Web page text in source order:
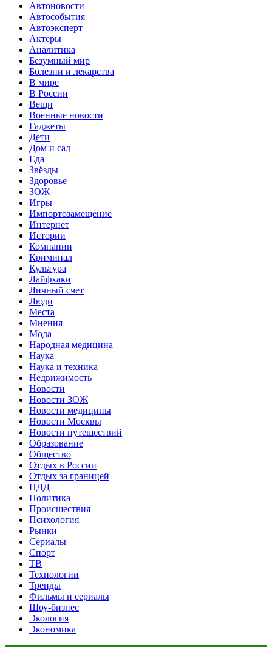
Автоновости
Автособытия
Автоэксперт
Актеры
Аналитика
Безумный мир
Болезни и лекарства
В мире
В России
Вещи
Военные новости
Гаджеты
Дети
Дом и сад
Еда
Звёзды
Здоровье
ЗОЖ
Игры
Импортозамещение
Интернет
Истории
Компании
Криминал
Культура
Лайфхаки
Личный счет
Люди
Места
Мнения
Мода
Народная медицина
Наука
Наука и техника
Недвижимость
Новости
Новости ЗОЖ
Новости медицины
Новости Москвы
Новости путешествий
Образование
Общество
Отдых в России
Отдых за границей
ПДД
Политика
Происшествия
Психология
Рынки
Сериалы
Спорт
ТВ
Технологии
Тренды
Фильмы и сериалы
Шоу-бизнес
Экология
Экономика